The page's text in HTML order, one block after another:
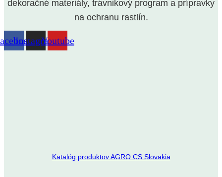
dekoračné materiály, trávnikový program a prípravky
na ochranu rastlín.
InstagramYoutube
Katalóg produktov AGRO CS Slovakia